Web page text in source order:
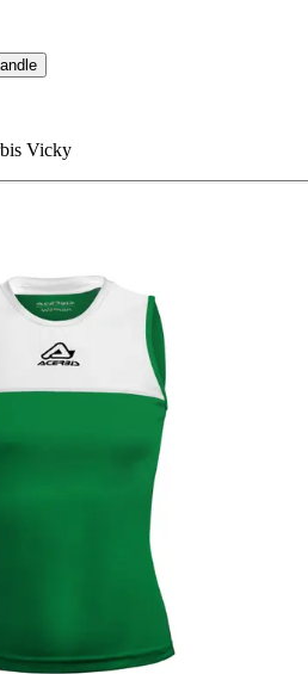
Vicky